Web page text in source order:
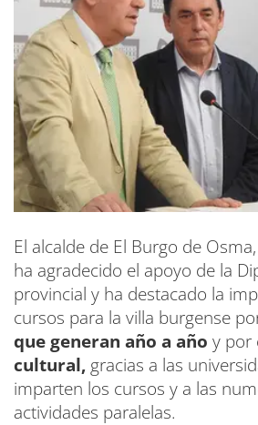
El alcalde de El Burgo de Osma,
ha agradecido el apoyo de la
provincial y ha destacado la
cursos para la villa burgense
que generan año a año y por
cultural, gracias a las
imparten los cursos y a las
actividades paralelas.